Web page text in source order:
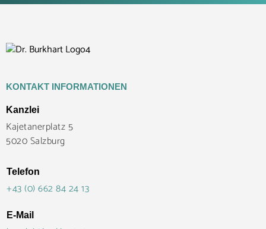
KONTAKT INFORMATIONEN
Kanzlei
Kajetanerplatz 5
5020 Salzburg
Telefon
+43 (0) 662 84 24 13
E-Mail